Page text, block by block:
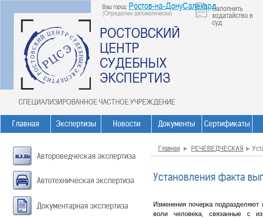
Ваш город: Ростов-на-ДонуСалехард
(Определен автоматически)
РОСТОВСКИЙ
ЦЕНТР
СУДЕБНЫХ
ЭКСПЕРТИЗ
СПЕЦИАЛИЗИРОВАННОЕ ЧАСТНОЕ УЧРЕЖДЕНИЕ
Заполнить
ходатайство в
суд
Главная Экспертизы Новости Документы Сертификаты
Автороведческая экспертиза
Автотехническая экспертиза
Документарная экспертиза
Главная РЕЧЕВЕДЧЕСКАЯ
Установления факта
Изменения почерка
воли человека, связанные с